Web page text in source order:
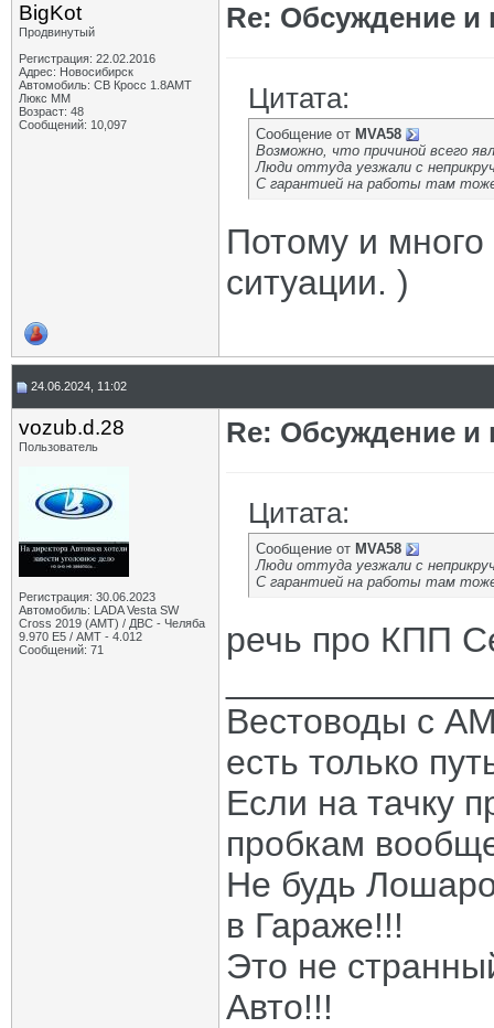
BigKot
Продвинутый
Регистрация: 22.02.2016
Адрес: Новосибирск
Автомобиль: СВ Кросс 1.8АМТ
Люкс ММ
Возраст: 48
Сообщений: 10,097
Re: Обсуждение
Цитата:
Сообщение от MVA58
Возможно, что причиной всего
Люди оттуда уезжали с
С гарантией на работы там
Потому и много
ситуации. )
24.06.2024, 11:02
vozub.d.28
Пользователь
Регистрация: 30.06.2023
Автомобиль: LADA Vesta SW
Cross 2019 (AMT) / ДВС - Челяба
9.970 Е5 / АМТ - 4.012
Сообщений: 71
Re: Обсуждение
Цитата:
Сообщение от MVA58
Люди оттуда уезжали с
С гарантией на работы там
речь про КПП
Вестоводы с
есть только
Если на тачку
пробкам
Не будь
в Гараже!!!
Это не
Авто!!!